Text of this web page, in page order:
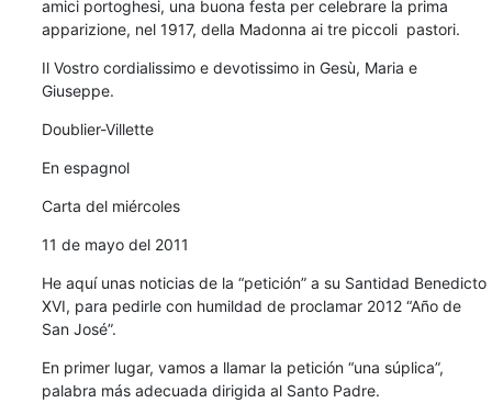
amici portoghesi, una buona festa per celebrare la prima
apparizione, nel 1917, della Madonna ai tre piccoli  pastori.
Il Vostro cordialissimo e devotissimo in Gesù, Maria e
Giuseppe.
Doublier-Villette
En espagnol
Carta del miércoles
11 de mayo del 2011
He aquí unas noticias de la “petición” a su Santidad Benedicto
XVI, para pedirle con humildad de proclamar 2012 “Año de
San José”.
En primer lugar, vamos a llamar la petición “una súplica”,
palabra más adecuada dirigida al Santo Padre.